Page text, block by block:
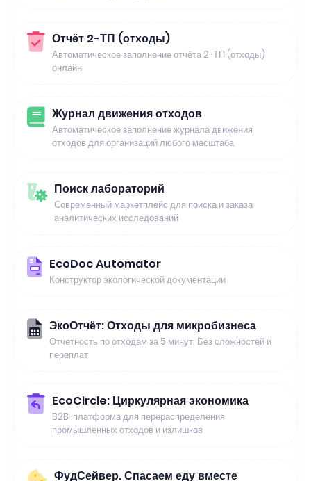
Отчёт 2-ТП (отходы)
Автоматическое заполнение отчёта 2-ТП (отходы)
онлайн
Журнал движения отходов
Автоматическое заполнение журнала движения
отходов для организаций любого масштаба
Поиск лабораторий
Современный маркетплейс для поиска и заказа
аналитических исследований
EcoDoc Automator
Конструктор экологической документации
ЭкоОтчёт: Отходы для микробизнеса
Отчётность по отходам за 5 минут. Без сложностей и
переплат
EcoCircle: Циркулярная экономика
B2B-платформа для перераспределения
промышленных отходов и излишков
ФудСейвер. Спасаем еду вместе